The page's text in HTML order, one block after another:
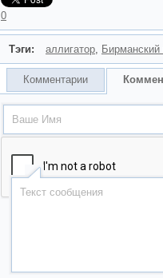
0
Тэги: аллигатор, Бирманский
Комментарии